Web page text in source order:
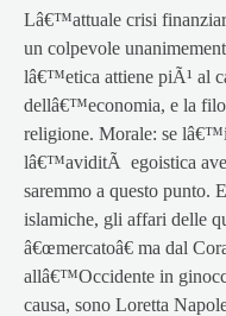
Lâ€™attuale crisi
un colpevole
lâ€™etica attiene piÃ¹ al
dellâ€™economia, e la
religione. Morale: se
lâ€™aviditÃ egoistica
saremmo a questo punto.
islamiche, gli affari delle
â€œmercatoâ€ ma dal
allâ€™Occidente in
causa, sono Loretta